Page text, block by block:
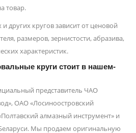
товар.
других кругов зависит от ценовой
размеров, зернистости, абразива,
характеристик.
круги стоит в нашем-
представитель ЧАО
ОАО «Лосиноостровский
алмазный инструмент» и
Мы продаем оригинальную